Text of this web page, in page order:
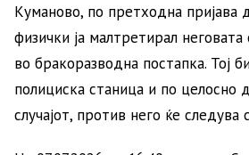
Куманово, по претходна пријава
физички ја малтретирал неговата
во бракоразводна постапка. Тој
полициска станица и по целосно
случајот, против него ќе следува